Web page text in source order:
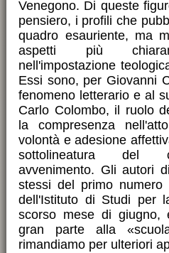
Venegono. Di queste
pensiero, i profili che
quadro esauriente, ma
aspetti più
nell'impostazione
Essi sono, per Giovanni
fenomeno letterario e al
Carlo Colombo, il ruolo
la compresenza
volontà e adesione
sottolineatura del
avvenimento. Gli autori
stessi del primo numero
dell'Istituto di Studi per
scorso mese di giugno,
gran parte alla
rimandiamo per ulteriori